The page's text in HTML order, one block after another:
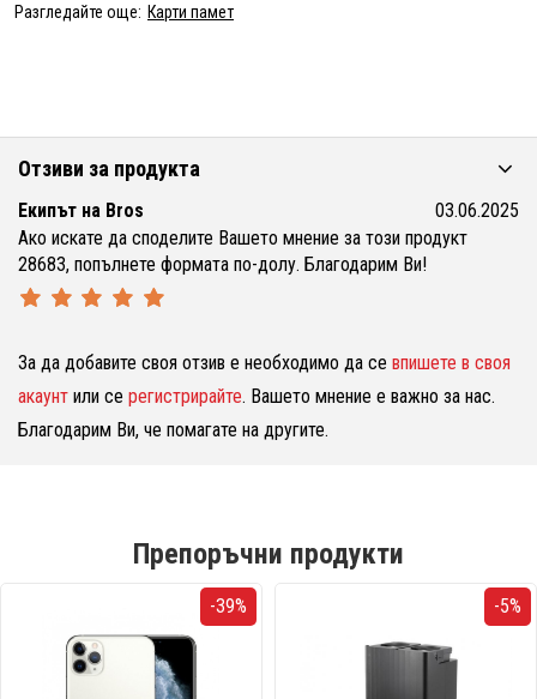
Разгледайте още: Карти памет
Отзиви за продукта
Екипът на Bros
03.06.2025
Ако искате да споделите Вашето мнение за този продукт
28683, попълнете формата по-долу. Благодарим Ви!
За да добавите своя отзив е необходимо да се впишете в своя
акаунт или се регистрирайте. Вашето мнение е важно за нас.
Благодарим Ви, че помагате на другите.
Препоръчни продукти
-39% -5%